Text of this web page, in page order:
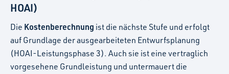
HOAI)
Die Kostenberechnung ist die nächste Stufe und erfolgt
auf Grundlage der ausgearbeiteten Entwurfsplanung
(HOAI-Leistungsphase 3). Auch sie ist eine vertraglich
vorgesehene Grundleistung und untermauert die